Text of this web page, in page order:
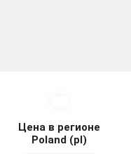
Цена в регионе
Poland (pl)